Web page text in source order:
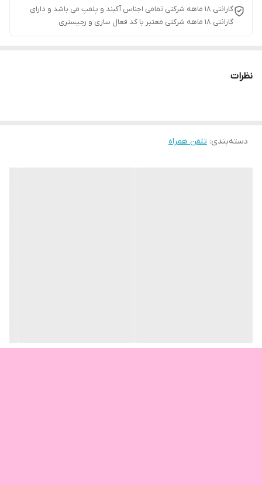
گارانتی ۱۸ ماهه شرکتی تمامی اجناس آکبند و پلمپ می باشد و دارای
گارانتی ۱۸ ماهه شرکتی معتبر با کد فعال سازی و رجیستری
نظرات
دسته‌بندی: تلفن همراه